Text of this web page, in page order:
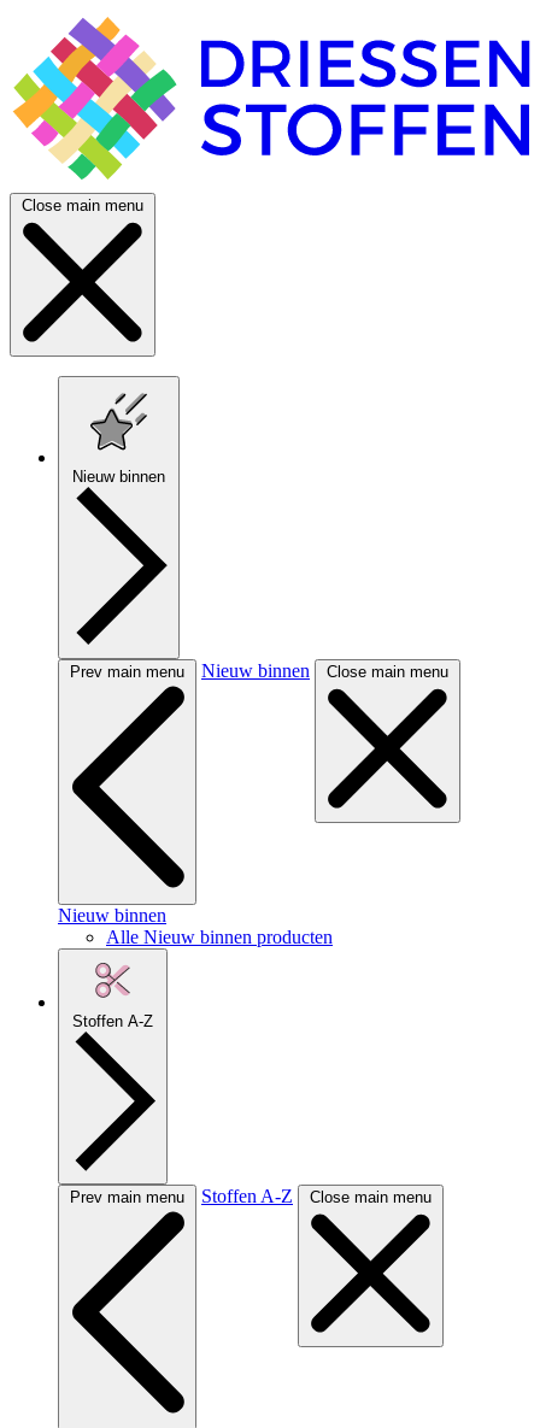
Close main menu
Nieuw binnen
Prev main menu Nieuw binnen Close main menu
Nieuw binnen
Alle Nieuw binnen producten
Stoffen A-Z
Prev main menu Stoffen A-Z Close main menu